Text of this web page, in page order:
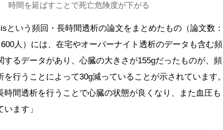
時間を延ばすことで死亡危険度が下がる
という頻回・長時間透析の論文をまとめたもの（論文数：
人）には、在宅やオーバーナイト透析のデータも含む頻
するデータがあり、心臓の大きさが155gだったものが、頻
を行うことによって30g減っていることが示されています。
時間透析を行うことで心臓の状態が良くなり、また血圧も
ます」